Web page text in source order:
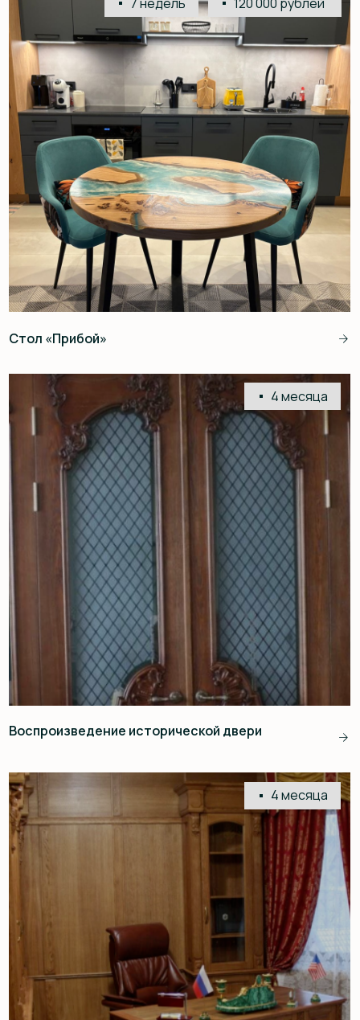
Воспроизведение исторической двери
Интерьер кабинета
4 месяца
Кровать с изголовьем из слэба
и столами с «Рекой Катунь»
10 недель 500 000 рублей
eywawood@mail.ru
‪+7 969 938 6905
Санкт-Петербург, В.О., ул. Уральская, д. 13К, Бизнес-
Центр «Алмаз»
КОНТАКТЫ